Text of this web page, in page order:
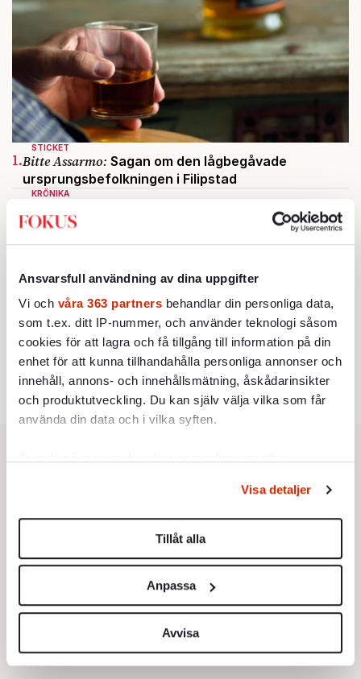
Ansvarsfull användning av dina uppgifter
Vi och våra 363 partners behandlar din personliga data,
som t.ex. ditt IP-nummer, och använder teknologi såsom
cookies för att lagra och få tillgång till information på din
enhet för att kunna tillhandahålla personliga annonser och
innehåll, annons- och innehållsmätning, åskådarinsikter
och produktutveckling. Du kan själv välja vilka som får
använda din data och i vilka syften.
Du kan ändra eller dra tillbaka ditt samtycke när som
helst från cookie-förklaringen.
Vi använder enhetsidentifierare för att anpassa innehållet
för sociala medier och analysera vår trafik. Vi
vidarebefordrar även sådana identifierare och annan
information från din enhet till de sociala medier och
annons- och analysföretag som vi samarbetar med.
Dessa kan i sin tur kombinera informationen med annan
Visa detaljer
Tillåt alla
Anpassa
Avvisa
STICKET
1.Bitte Assarmo: Sagan om den lågbegåvade
ursprungsbefolkningen i Filipstad
KRÖNIKA
Efter islamistdådet oroar sig
vänstern för Agnes Wold
3.
4.Frans Wachtmeister:Ja, AC är ett hot mot den
franska civilisationen
5.Därför liknar Putin både tsaren och Stalin
Av: Bengt Jangfeldt
6.Christoffer Jonsson:Inte nu igen, Vänsterpartiet!